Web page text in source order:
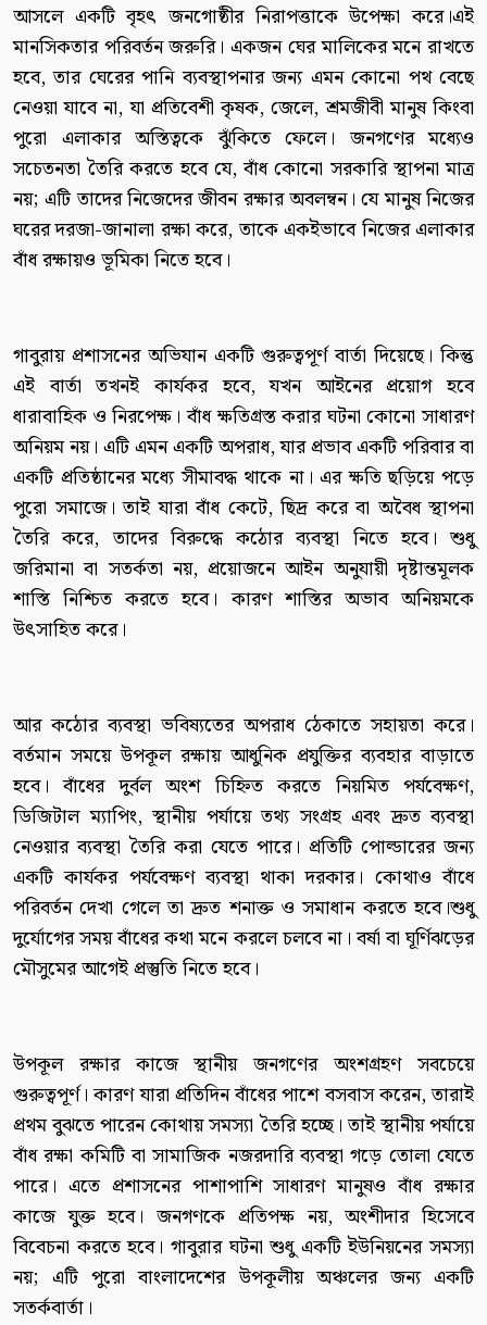
আসলে একটি বৃহৎ জনগোষ্ঠীর নিরাপত্তাকে উপেক্ষা করে।এই
মানসিকতার পরিবর্তন জরুরি। একজন ঘের মালিকের মনে রাখতে
হবে, তার ঘেরের পানি ব্যবস্থাপনার জন্য এমন কোনো পথ বেছে
নেওয়া যাবে না, যা প্রতিবেশী কৃষক, জেলে, শ্রমজীবী মানুষ কিংবা
পুরো এলাকার অস্তিত্বকে ঝুঁকিতে ফেলে। জনগণের মধ্যেও
সচেতনতা তৈরি করতে হবে যে, বাঁধ কোনো সরকারি স্থাপনা মাত্র
নয়; এটি তাদের নিজেদের জীবন রক্ষার অবলম্বন। যে মানুষ নিজের
ঘরের দরজা-জানালা রক্ষা করে, তাকে একইভাবে নিজের এলাকার
বাঁধ রক্ষায়ও ভূমিকা নিতে হবে।
গাবুরায় প্রশাসনের অভিযান একটি গুরুত্বপূর্ণ বার্তা দিয়েছে। কিন্তু
এই বার্তা তখনই কার্যকর হবে, যখন আইনের প্রয়োগ হবে
ধারাবাহিক ও নিরপেক্ষ। বাঁধ ক্ষতিগ্রস্ত করার ঘটনা কোনো সাধারণ
অনিয়ম নয়। এটি এমন একটি অপরাধ, যার প্রভাব একটি পরিবার বা
একটি প্রতিষ্ঠানের মধ্যে সীমাবদ্ধ থাকে না। এর ক্ষতি ছড়িয়ে পড়ে
পুরো সমাজে। তাই যারা বাঁধ কেটে, ছিদ্র করে বা অবৈধ স্থাপনা
তৈরি করে, তাদের বিরুদ্ধে কঠোর ব্যবস্থা নিতে হবে। শুধু
জরিমানা বা সতর্কতা নয়, প্রয়োজনে আইন অনুযায়ী দৃষ্টান্তমূলক
শাস্তি নিশ্চিত করতে হবে। কারণ শাস্তির অভাব অনিয়মকে
উৎসাহিত করে।
আর কঠোর ব্যবস্থা ভবিষ্যতের অপরাধ ঠেকাতে সহায়তা করে।
বর্তমান সময়ে উপকূল রক্ষায় আধুনিক প্রযুক্তির ব্যবহার বাড়াতে
হবে। বাঁধের দুর্বল অংশ চিহ্নিত করতে নিয়মিত পর্যবেক্ষণ,
ডিজিটাল ম্যাপিং, স্থানীয় পর্যায়ে তথ্য সংগ্রহ এবং দ্রুত ব্যবস্থা
নেওয়ার ব্যবস্থা তৈরি করা যেতে পারে। প্রতিটি পোল্ডারের জন্য
একটি কার্যকর পর্যবেক্ষণ ব্যবস্থা থাকা দরকার। কোথাও বাঁধে
পরিবর্তন দেখা গেলে তা দ্রুত শনাক্ত ও সমাধান করতে হবে।শুধু
দুর্যোগের সময় বাঁধের কথা মনে করলে চলবে না। বর্ষা বা ঘূর্ণিঝড়ের
মৌসুমের আগেই প্রস্তুতি নিতে হবে।
উপকূল রক্ষার কাজে স্থানীয় জনগণের অংশগ্রহণ সবচেয়ে
গুরুত্বপূর্ণ। কারণ যারা প্রতিদিন বাঁধের পাশে বসবাস করেন, তারাই
প্রথম বুঝতে পারেন কোথায় সমস্যা তৈরি হচ্ছে। তাই স্থানীয় পর্যায়ে
বাঁধ রক্ষা কমিটি বা সামাজিক নজরদারি ব্যবস্থা গড়ে তোলা যেতে
পারে। এতে প্রশাসনের পাশাপাশি সাধারণ মানুষও বাঁধ রক্ষার
কাজে যুক্ত হবে। জনগণকে প্রতিপক্ষ নয়, অংশীদার হিসেবে
বিবেচনা করতে হবে। গাবুরার ঘটনা শুধু একটি ইউনিয়নের সমস্যা
নয়; এটি পুরো বাংলাদেশের উপকূলীয় অঞ্চলের জন্য একটি
সতর্কবার্তা।